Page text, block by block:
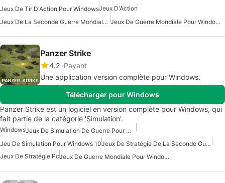
Jeux De Tir D'Action Pour WindowsJeux D'Action
Jeux De La Seconde Guerre Mondiale Pour Windows
Jeux De Guerre Mondiale Pour Windows
Panzer Strike
4.2 Payant
Une application version complète pour Windows.
Télécharger pour Windows
Panzer Strike est un logiciel en version complète pour Windows, qui
fait partie de la catégorie 'Simulation'.
Windows
Jeux De Simulation De Guerre Pour Windows
Jeu De Simulation Pour Windows 10
Jeux De Stratégie De La Seconde Guerre Mondiale
Jeux De Stratégie Pc
Jeux De Guerre Mondiale Pour Windows